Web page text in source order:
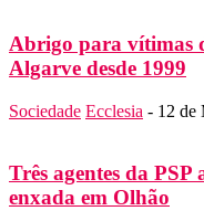
Abrigo para vítimas
Algarve desde 1999
Sociedade Ecclesia - 12 de
Três agentes da
enxada em Olhão